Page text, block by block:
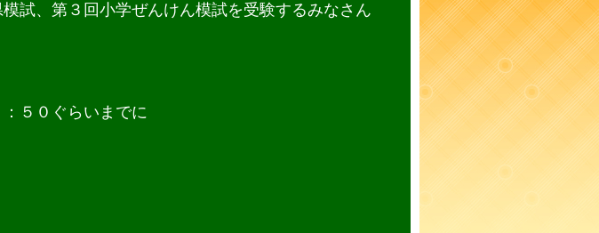
試、第３回小学ぜんけん模試を受験するみなさん
５０ぐらいまでに